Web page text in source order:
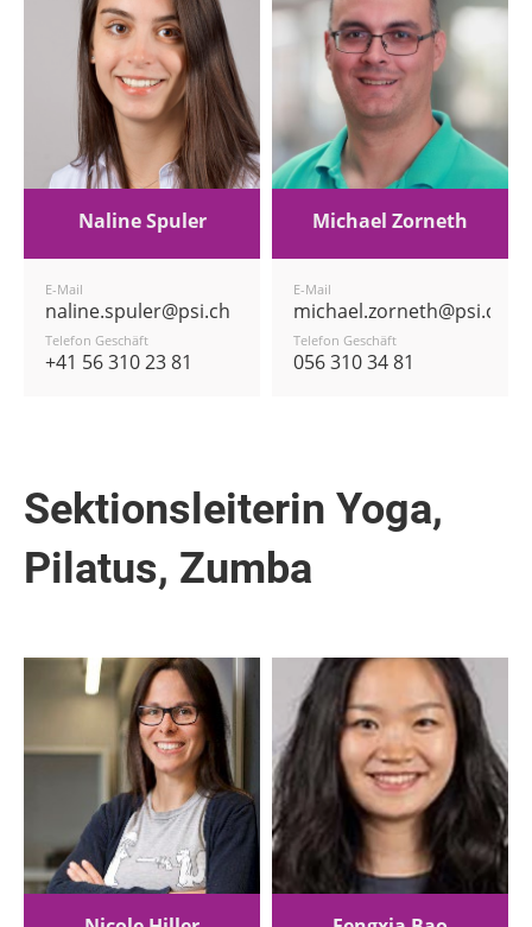
Naline Spuler
E-Mail
naline.spuler@psi.ch
Telefon Geschäft
+41 56 310 23 81
Michael Zorneth
E-Mail
michael.zorneth@psi.ch
Telefon Geschäft
056 310 34 81
Sektionsleiterin Yoga,
Pilatus, Zumba